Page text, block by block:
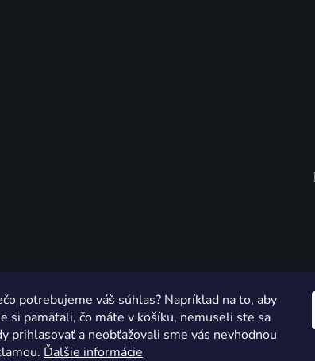
potrebujeme váš súhlas? Napríklad na to, aby
si pamätali, čo máte v košíku, nemuseli ste sa
prihlasovať a neobťažovali sme vás nevhodnou
Ďalšie informácie